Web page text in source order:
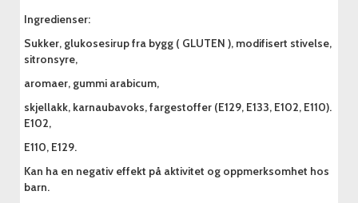
Ingredienser:
Sukker, glukosesirup fra bygg ( GLUTEN ), modifisert stivelse,
sitronsyre,
aromaer, gummi arabicum,
skjellakk, karnaubavoks, fargestoffer (E129, E133, E102, E110).
E102,
E110, E129.
Kan ha en negativ effekt på aktivitet og oppmerksomhet hos
barn.